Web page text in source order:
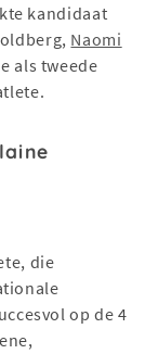
kandidaat
Naomi
als tweede
die
op de 4